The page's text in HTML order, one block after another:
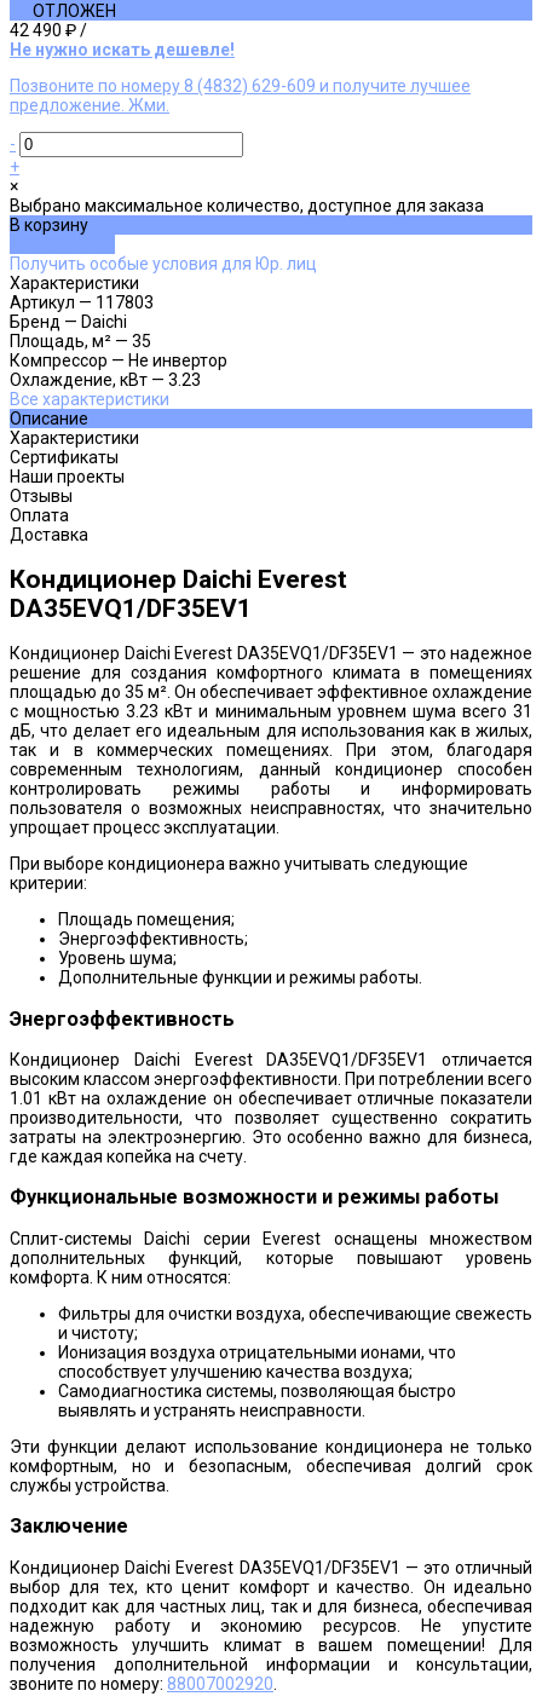
ОТЛОЖЕН
42 490 ₽/
Не нужно искать дешевле!
Позвоните по номеру 8 (4832) 629-609 и получите лучшее
предложение. Жми.
-
+
×
Выбрано максимальное количество, доступное для заказа
В корзину
Получить особые условия для Юр. лиц
Характеристики
Артикул — 117803
Бренд — Daichi
Площадь, м² — 35
Компрессор — Не инвертор
Охлаждение, кВт — 3.23
Все характеристики
Описание
Характеристики
Сертификаты
Наши проекты
Отзывы
Оплата
Доставка
Кондиционер Daichi Everest
DA35EVQ1/DF35EV1
Кондиционер Daichi Everest DA35EVQ1/DF35EV1 — это надежное
решение для создания комфортного климата в помещениях
площадью до 35 м². Он обеспечивает эффективное охлаждение
с мощностью 3.23 кВт и минимальным уровнем шума всего 31
дБ, что делает его идеальным для использования как в жилых,
так и в коммерческих помещениях. При этом, благодаря
современным технологиям, данный кондиционер способен
контролировать режимы работы и информировать
пользователя о возможных неисправностях, что значительно
упрощает процесс эксплуатации.
При выборе кондиционера важно учитывать следующие
критерии:
Площадь помещения;
Энергоэффективность;
Уровень шума;
Дополнительные функции и режимы работы.
Энергоэффективность
Кондиционер Daichi Everest DA35EVQ1/DF35EV1 отличается
высоким классом энергоэффективности. При потреблении всего
1.01 кВт на охлаждение он обеспечивает отличные показатели
производительности, что позволяет существенно сократить
затраты на электроэнергию. Это особенно важно для бизнеса,
где каждая копейка на счету.
Функциональные возможности и режимы работы
Сплит-системы Daichi серии Everest оснащены множеством
дополнительных функций, которые повышают уровень
комфорта. К ним относятся:
Фильтры для очистки воздуха, обеспечивающие свежесть
и чистоту;
Ионизация воздуха отрицательными ионами, что
способствует улучшению качества воздуха;
Самодиагностика системы, позволяющая быстро
выявлять и устранять неисправности.
Эти функции делают использование кондиционера не только
комфортным, но и безопасным, обеспечивая долгий срок
службы устройства.
Заключение
Кондиционер Daichi Everest DA35EVQ1/DF35EV1 — это отличный
выбор для тех, кто ценит комфорт и качество. Он идеально
подходит как для частных лиц, так и для бизнеса, обеспечивая
надежную работу и экономию ресурсов. Не упустите
возможность улучшить климат в вашем помещении! Для
получения дополнительной информации и консультации,
звоните по номеру: 88007002920